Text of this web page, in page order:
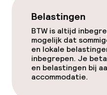
Dieetopties
Vegetarische
Faciliteiten en
Belastingen
BTW is altijd
mogelijk dat
en lokale
inbegrepen. Je
en belastingen bij
accommodatie.